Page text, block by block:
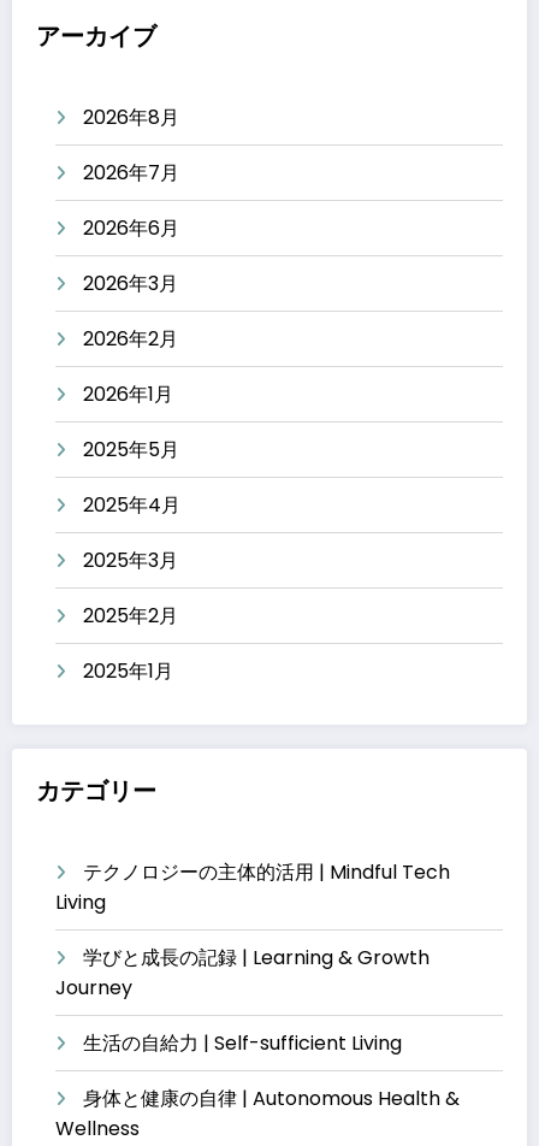
アーカイブ
2026年8月
2026年7月
2026年6月
2026年3月
2026年2月
2026年1月
2025年5月
2025年4月
2025年3月
2025年2月
2025年1月
カテゴリー
テクノロジーの主体的活用 | Mindful Tech
Living
学びと成長の記録 | Learning & Growth
Journey
生活の自給力 | Self-sufficient Living
身体と健康の自律 | Autonomous Health &
Wellness